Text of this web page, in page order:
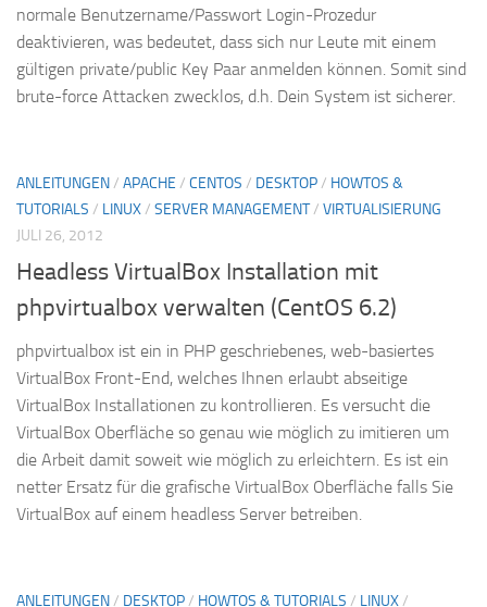
normale Benutzername/Passwort Login-Prozedur
deaktivieren, was bedeutet, dass sich nur Leute mit einem
gültigen private/public Key Paar anmelden können. Somit sind
brute-force Attacken zwecklos, d.h. Dein System ist sicherer.
ANLEITUNGEN/ APACHE / CENTOS / DESKTOP/ HOWTOS &
TUTORIALS / LINUX/ SERVER MANAGEMENT/ VIRTUALISIERUNG
JULI 26, 2012
Headless VirtualBox Installation mit
phpvirtualbox verwalten (CentOS 6.2)
phpvirtualbox ist ein in PHP geschriebenes, web-basiertes
VirtualBox Front-End, welches Ihnen erlaubt abseitige
VirtualBox Installationen zu kontrollieren. Es versucht die
VirtualBox Oberfläche so genau wie möglich zu imitieren um
die Arbeit damit soweit wie möglich zu erleichtern. Es ist ein
netter Ersatz für die grafische VirtualBox Oberfläche falls Sie
VirtualBox auf einem headless Server betreiben.
ANLEITUNGEN/ DESKTOP/ HOWTOS & TUTORIALS / LINUX/